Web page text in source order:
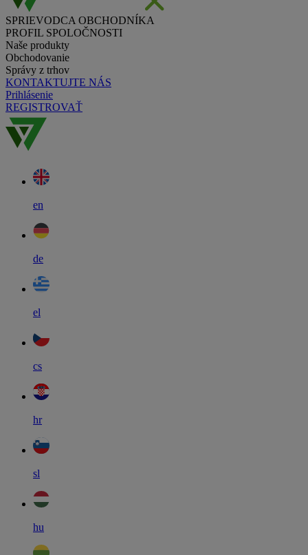
SPRIEVODCA OBCHODNÍKA
PROFIL SPOLOČNOSTI
Naše produkty
Obchodovanie
Správy z trhov
KONTAKTUJTE NÁS
Prihlásenie
REGISTROVAŤ
en
de
el
cs
hr
sl
hu